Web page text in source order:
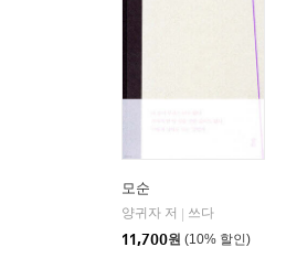
모순
양귀자 저
쓰다
11,700원 (10% 할인)